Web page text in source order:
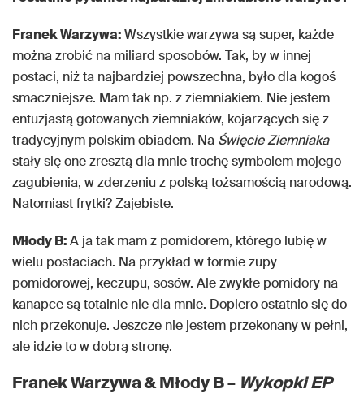
Franek Warzywa:Wszystkie warzywa są super, każde
można zrobić na miliard sposobów. Tak, by w innej
postaci, niż ta najbardziej powszechna, było dla kogoś
smaczniejsze. Mam tak np. z ziemniakiem. Nie jestem
entuzjastą gotowanych ziemniaków, kojarzących się z
tradycyjnym polskim obiadem. Na Święcie Ziemniaka
stały się one zresztą dla mnie trochę symbolem mojego
zagubienia, w zderzeniu z polską tożsamością narodową.
Natomiast frytki? Zajebiste.
Młody B:A ja tak mam z pomidorem, którego lubię w
wielu postaciach. Na przykład w formie zupy
pomidorowej, keczupu, sosów. Ale zwykłe pomidory na
kanapce są totalnie nie dla mnie. Dopiero ostatnio się do
nich przekonuje. Jeszcze nie jestem przekonany w pełni,
ale idzie to w dobrą stronę.
Franek Warzywa & Młody B – Wykopki EP